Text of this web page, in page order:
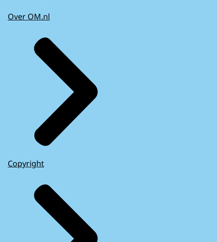
Over OM.nl
Copyright